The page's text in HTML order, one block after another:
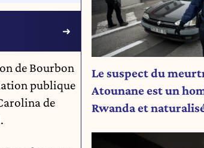
de Bourbon
publique
de
Le suspect du
Atounane est un
Rwanda et